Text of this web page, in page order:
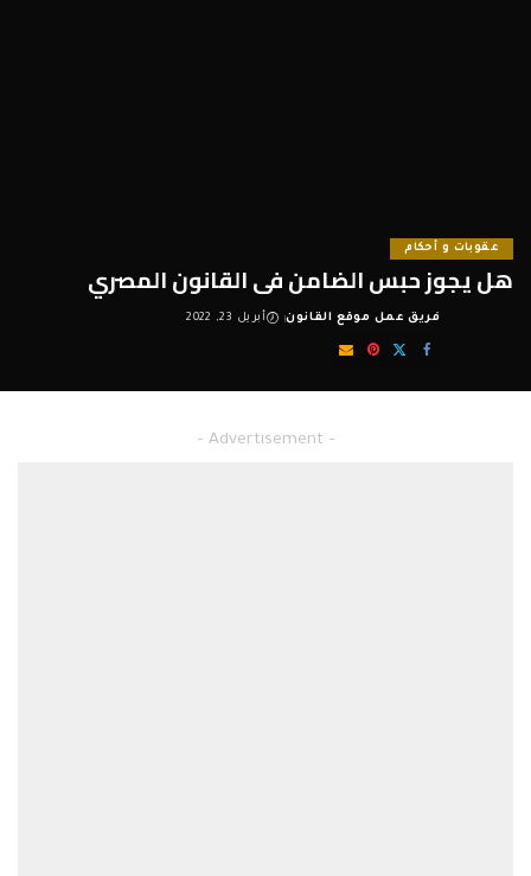
عقوبات و أحكام
هل يجوز حبس الضامن فى القانون المصري
Posted
by
فريق عمل موقع القانون أبريل 23, 2022
– Advertisement –